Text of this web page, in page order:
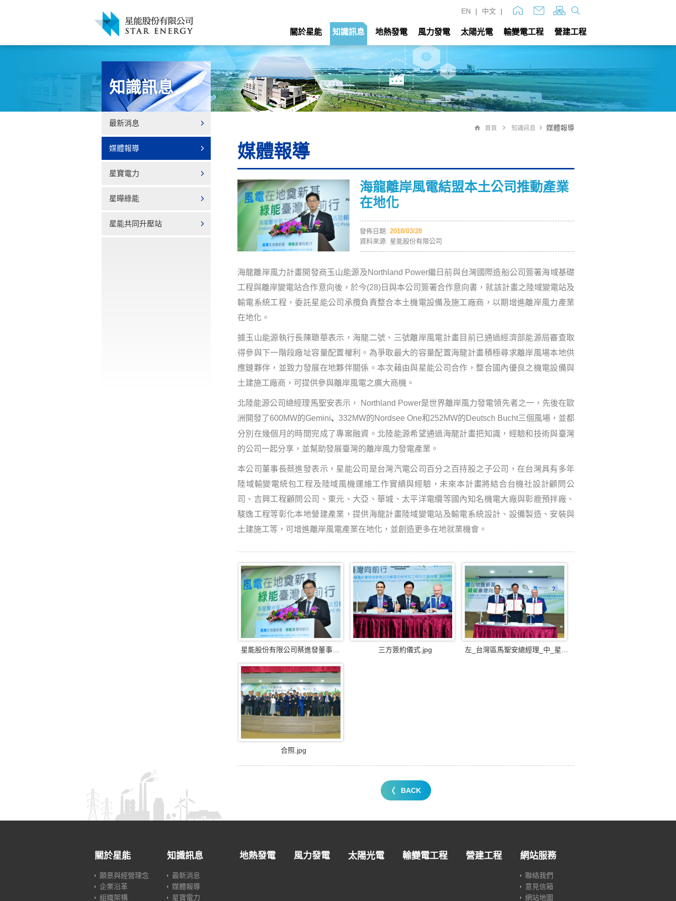
EN | 中文 |
關於星能 知識訊息 地熱發電 風力發電 太陽光電 輸變電工程 營建工程
知識訊息
最新消息
媒體報導
星寶電力
星曄綠能
星能共同升壓站
首頁 知識訊息 媒體報導
媒體報導
海龍離岸風電結盟本土公司推動產業
在地化
發佈日期:2018/03/28
資料來源: 星能股份有限公司
海龍離岸風力計畫開發商玉山能源及Northland Power繼日前與台灣國際造船公司簽署海域基礎
工程與離岸變電站合作意向後，於今(28)日與本公司簽署合作意向書，就該計畫之陸域變電站及
輸電系統工程，委託星能公司承攬負責整合本土機電設備及施工廠商，以期增進離岸風力產業
在地化。
據玉山能源執行長陳聰華表示，海龍二號、三號離岸風電計畫目前已通過經濟部能源局審查取
得參與下一階段廠址容量配置權利。為爭取最大的容量配置海龍計畫積極尋求離岸風場本地供
應鏈夥伴，並致力發展在地夥伴關係。本次藉由與星能公司合作，整合國內優良之機電設備與
土建施工廠商，可提供參與離岸風電之廣大商機。
北陸能源公司總經理馬聖安表示， Northland Power是世界離岸風力發電領先者之一，先後在歐
洲開發了600MW的Gemini、 332MW的Nordsee One和252MW的Deutsch Bucht三個風場，並都
分別在幾個月的時間完成了專案融資。北陸能源希望通過海龍計畫把知識，經驗和技術與臺灣
的公司一起分享，並幫助發展臺灣的離岸風力發電產業。
本公司董事長蔡進發表示，星能公司是台灣汽電公司百分之百持股之子公司，在台灣具有多年
陸域輸變電統包工程及陸域風機運維工作實績與經驗，未來本計畫將結合台機社設計顧問公
司、吉興工程顧問公司、東元、大亞、華城、太平洋電纜等國內知名機電大廠與彰鹿預拌廠、
駿逸工程等彰化本地營建產業，提供海龍計畫陸域變電站及輸電系統設計、設備製造、安裝與
土建施工等，可增進離岸風電產業在地化，並創造更多在地就業機會。
星能股份有限公司蔡進發董事長.jpg 三方簽約儀式.jpg 左_台灣區馬聖安總經理_中_星能股份有限公司蔡進發董事長_右_玉山能源有限公司尹和頓董事長.jpg
合照.jpg
BACK
關於星能
願景與經營理念
企業沿革
組織架構
知識訊息
最新消息
媒體報導
星寶電力
地熱發電 風力發電 太陽光電 輸變電工程 營建工程 網站服務
聯絡我們
意見信箱
網站地圖